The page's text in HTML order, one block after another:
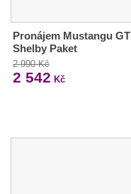
Pronájem Mustangu GT
Shelby Paket
2 990 Kč
2 542 Kč